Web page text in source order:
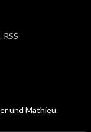
und Mathieu